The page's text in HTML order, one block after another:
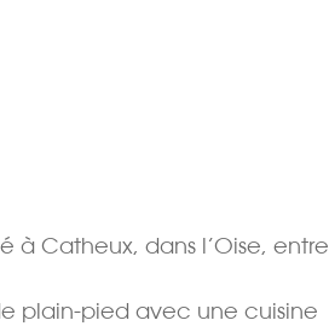
à Catheux, dans l’Oise, entre
plain-pied avec une cuisine